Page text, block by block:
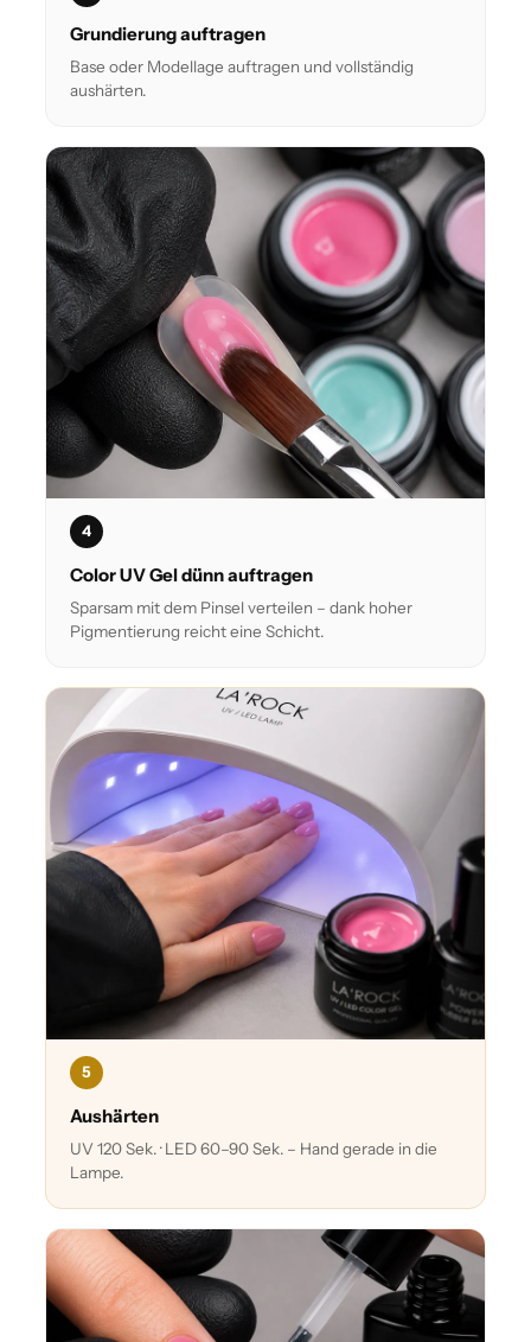
Grundierung auftragen
Base oder Modellage auftragen und vollständig
aushärten.
4
Color UV Gel dünn auftragen
Sparsam mit dem Pinsel verteilen – dank hoher
Pigmentierung reicht eine Schicht.
5
Aushärten
UV 120 Sek. · LED 60–90 Sek. – Hand gerade in die
Lampe.